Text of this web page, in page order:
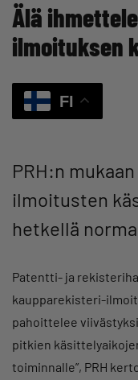
Älä
ilmoituksen
FI
PRH:n
ilmoitusten
hetkellä
Patentti- ja
kaupparekisteri-
pahoittelee
pitkien
toiminnalle”, PRH